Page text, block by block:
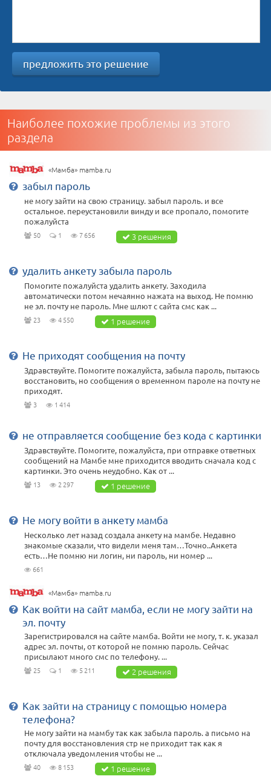
предложить это решение
Наиболее похожие проблемы из этого
раздела
«Мамба» mamba.ru
забыл пароль
не могу зайти на свою страницу. забыл пароль. и все
остальное. переустановили винду и все пропало, помогите
пожалуйста
50 1 7 656 3 решения
удалить анкету забыла пароль
Помогите пожалуйста удалить анкету. Заходила
автоматически потом нечаянно нажата на выход. Не помню
не эл. почту не пароль. Мне шлют с сайта смс как ...
23 4 550 1 решение
Не приходят сообщения на почту
Здравствуйте. Помогите пожалуйста, забыла пароль, пытаюсь
восстановить, но сообщения о временном пароле на почту не
приходят.
3 1 414
не отправляется сообщение без кода с картинки
Здравствуйте. Помогите, пожалуйста, при отправке ответных
сообщений на Мамбе мне приходится вводить сначала код с
картинки. Это очень неудобно. Как от ...
13 2 297 1 решение
Не могу войти в анкету мамба
Несколько лет назад создала анкету на мамбе. Недавно
знакомые сказали, что видели меня там…Точно..Анкета
есть…Не помню ни логин, ни пароль, ни номер ...
661
«Мамба» mamba.ru
Как войти на сайт мамба, если не могу зайти на
эл. почту
Зарегистрировался на сайте мамба. Войти не могу, т. к. указал
адрес эл. почты, от которой не помню пароль. Сейчас
присылают много смс по телефону. ...
25 1 5 211 2 решения
Как зайти на страницу с помощью номера
телефона?
Не могу зайти на мамбу так как забыла пароль. а письмо на
почту для восстановления стр не приходит так как я
отключала уведомления чтобы не ...
40 8 153 1 решение